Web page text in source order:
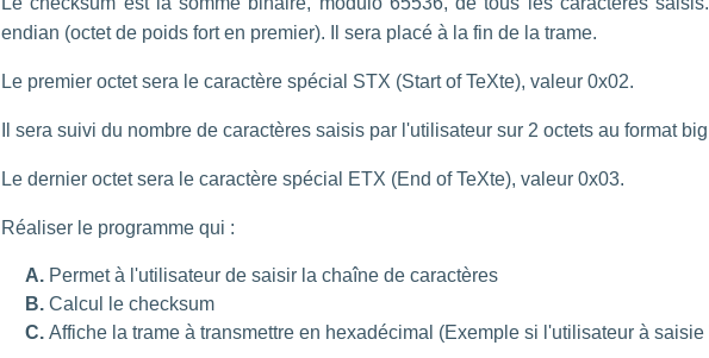
endian (octet de poids fort en premier). Il sera placé à la fin de la trame.
Le premier octet sera le caractère spécial STX (Start of TeXte), valeur 0x02.
Il sera suivi du nombre de caractères saisis par l'utilisateur sur 2 octets au format
Le dernier octet sera le caractère spécial ETX (End of TeXte), valeur 0x03.
Réaliser le programme qui :
Permet à l'utilisateur de saisir la chaîne de caractères
Calcul le checksum
Affiche la trame à transmettre en hexadécimal (Exemple si l'utilisateur à saisie